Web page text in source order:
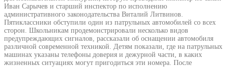
Иван Сарычев и старший инспектор по исполнению
административного законодательства Виталий Литвинов.
Пятиклассники обступили один из патрульных автомобилей со всех
сторон. Школьникам продемонстрировали несколько видов
предупреждающих сигналов, рассказали об оснащении автомобиля
различной современной техникой. Детям показали, где на патрульных
машинах указаны телефоны доверия и дежурной части, в каких
жизненных ситуациях могут пригодиться эти номера. После